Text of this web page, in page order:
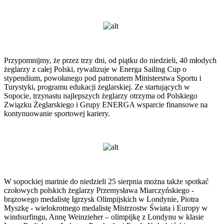
Przypomnijmy, że przez trzy dni, od piątku do niedzieli, 40 młodych
żeglarzy z całej Polski, rywalizuje w Energa Sailing Cup o
stypendium, powołanego pod patronatem Ministerstwa Sportu i
Turystyki, programu edukacji żeglarskiej. Ze startujących w
Sopocie, trzynastu najlepszych żeglarzy otrzyma od Polskiego
Związku Żeglarskiego i Grupy ENERGA wsparcie finansowe na
kontynuowanie sportowej kariery.
W sopockiej marinie do niedzieli 25 sierpnia można także spotkać
czołowych polskich żeglarzy Przemysława Miarczyńskiego -
brązowego medalistę Igrzysk Olimpijskich w Londynie, Piotra
Myszkę - wielokrotnego medalistę Mistrzostw Świata i Europy w
windsurfingu, Annę Weinzieher – olimpijkę z Londynu w klasie